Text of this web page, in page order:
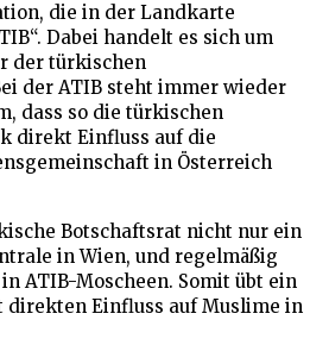
die in der Landkarte
Dabei handelt es sich um
der türkischen
der ATIB steht immer wieder
dass so die türkischen
direkt Einfluss auf die
in Österreich
Botschaftsrat nicht nur ein
in Wien, und regelmäßig
ATIB-Moscheen. Somit übt ein
Einfluss auf Muslime in